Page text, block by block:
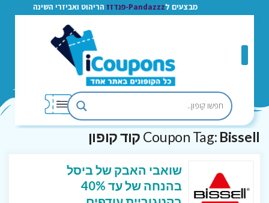
מבצעים לPandazzz-פנדזז הריהוט ואביזרי השינה
Coupon Tag: Bissell קוד קופון
שואבי האבק של ביסל
בהנחה של עד 40%